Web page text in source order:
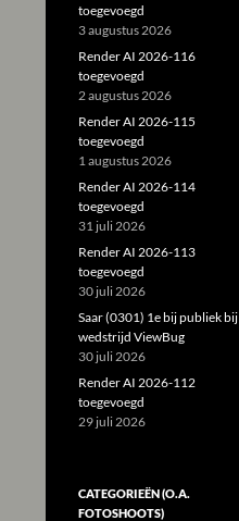
toegevoegd
3 augustus 2026
Render AI 2026-116
toegevoegd
2 augustus 2026
Render AI 2026-115
toegevoegd
1 augustus 2026
Render AI 2026-114
toegevoegd
31 juli 2026
Render AI 2026-113
toegevoegd
30 juli 2026
Saar (0301) 1e bij publiek bij
wedstrijd ViewBug
30 juli 2026
Render AI 2026-112
toegevoegd
29 juli 2026
CATEGORIEËN (O.A.
FOTOSHOOTS)